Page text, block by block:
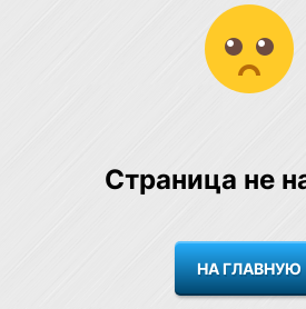
Страница не
НА ГЛАВНУЮ